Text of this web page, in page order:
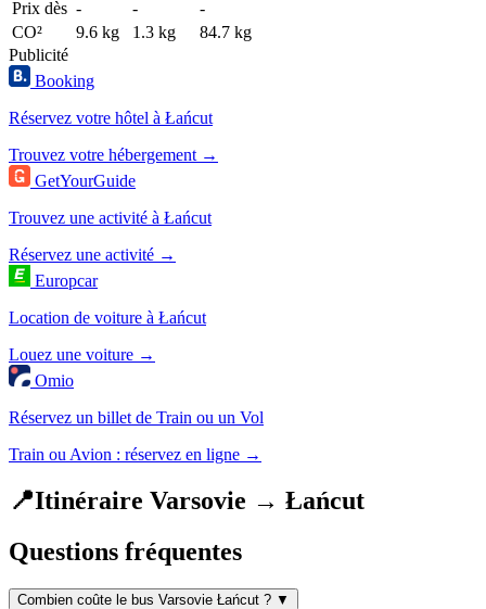
Prix dès - -
-
CO²
9.6 kg 1.3 kg
84.7 kg
Publicité
Booking
Réservez votre hôtel à Łańcut
Trouvez votre hébergement →
GetYourGuide
Trouvez une activité à Łańcut
Réservez une activité →
Europcar
Location de voiture à Łańcut
Louez une voiture →
Omio
Réservez un billet de Train ou un Vol
Train ou Avion : réservez en ligne →
📍Itinéraire Varsovie → Łańcut
Questions fréquentes
Combien coûte le bus Varsovie Łańcut ? ▼